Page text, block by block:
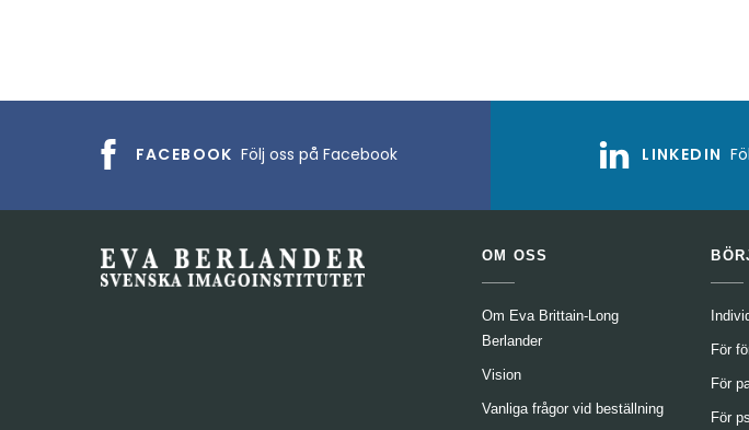
FACEBOOK Följ oss på Facebook LINKEDIN
OM OSS
Om Eva Brittain-Long
Berlander
Vision
Vanliga frågor vid beställning
För
För
För